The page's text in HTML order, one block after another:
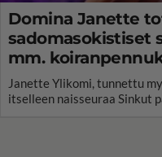
Domina Janette
sadomasokistiset
mm.
Janette Ylikomi, tunnettu
itselleen naisseuraa Sinkut